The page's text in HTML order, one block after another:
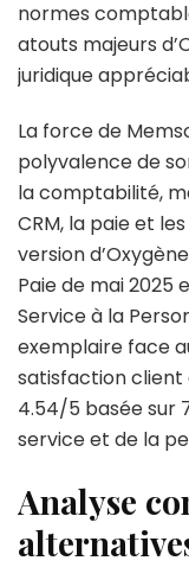
normes
atouts majeurs
juridique
La force de
polyvalence de
la comptabilité,
CRM, la paie et
version
Paie de mai 2025
Service à la
exemplaire face
satisfaction client
4.54/5 basée sur
service et de la
Analyse